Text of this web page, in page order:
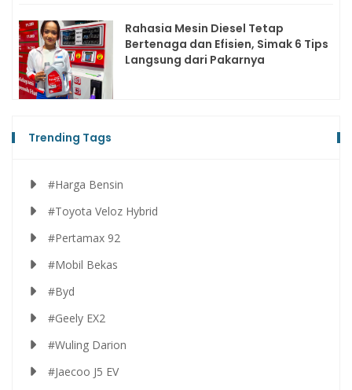
Rahasia Mesin Diesel Tetap
Bertenaga dan Efisien, Simak 6 Tips
Langsung dari Pakarnya
Trending Tags
#Harga Bensin
#Toyota Veloz Hybrid
#Pertamax 92
#Mobil Bekas
#Byd
#Geely EX2
#Wuling Darion
#Jaecoo J5 EV